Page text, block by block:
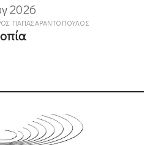
2026
ΠΑΠΑΣΑΡΑΝΤΌΠΟΥΛΟΣ